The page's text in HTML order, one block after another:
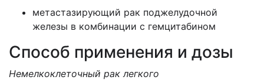
метастазирующий рак поджелудочной
железы в комбинации с гемцитабином
Способ применения и дозы
Немелкоклеточный рак легкого